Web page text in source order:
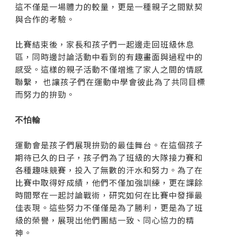
這不僅是一場體力的較量，更是一種親子之間默契
與合作的考驗。
比賽結束後，家長和孩子們一起邊走回班級休息
區，同時邊討論活動中看到的有趣畫面與過程中的
感受。這樣的親子活動不僅增進了家人之間的情感
聯繫， 也讓孩子們在運動中學會彼此為了共同目標
而努力的拚勁。
不怕輸
運動會是孩子們展現拚勁的最佳舞台。在這個孩子
期待已久的日子，孩子們為了班級的大隊接力賽和
各種趣味競賽，投入了無數的汗水和努力。為了在
比賽中取得好成績，他們不僅加強訓練，更在課餘
時間聚在一起討論戰術，研究如何在比賽中發揮最
佳表現。這些努力不僅僅是為了勝利，更是為了班
級的榮譽，展現出他們團結一致、同心協力的精
神。